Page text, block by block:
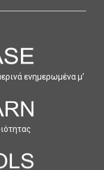
ενηµερωµένα µ’